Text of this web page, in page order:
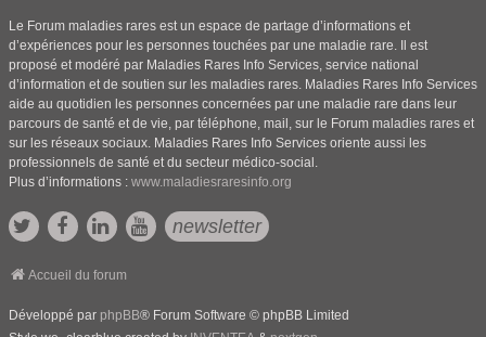
Le Forum maladies rares est un espace de partage d’informations et
d’expériences pour les personnes touchées par une maladie rare. Il est
proposé et modéré par Maladies Rares Info Services, service national
d’information et de soutien sur les maladies rares. Maladies Rares Info Services
aide au quotidien les personnes concernées par une maladie rare dans leur
parcours de santé et de vie, par téléphone, mail, sur le Forum maladies rares et
sur les réseaux sociaux. Maladies Rares Info Services oriente aussi les
professionnels de santé et du secteur médico-social.
Plus d’informations : www.maladiesraresinfo.org
newsletter
Accueil du forum
Développé par phpBB® Forum Software © phpBB Limited